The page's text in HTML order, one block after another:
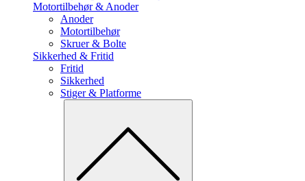
Motortilbehør & Anoder
Anoder
Motortilbehør
Skruer & Bolte
Sikkerhed & Fritid
Fritid
Sikkerhed
Stiger & Platforme